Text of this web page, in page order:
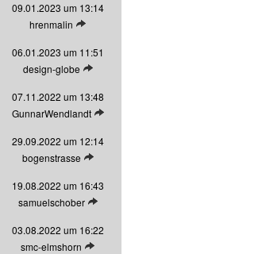
09.01.2023 um 13:14
hrenmalin Letzten Beitrag anzeigen
06.01.2023 um 11:51
design-globe Letzten Beitrag anzeigen
07.11.2022 um 13:48
GunnarWendlandt Letzten Beitrag anzeigen
29.09.2022 um 12:14
bogenstrasse Letzten Beitrag anzeigen
19.08.2022 um 16:43
samuelschober Letzten Beitrag anzeigen
03.08.2022 um 16:22
smc-elmshorn Letzten Beitrag anzeigen